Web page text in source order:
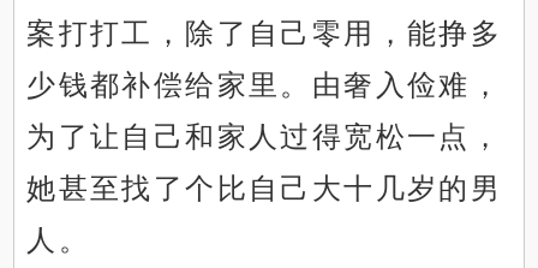
案打打工，除了自己零用，能挣多
少钱都补偿给家里。由奢入俭难，
为了让自己和家人过得宽松一点，
她甚至找了个比自己大十几岁的男
人。